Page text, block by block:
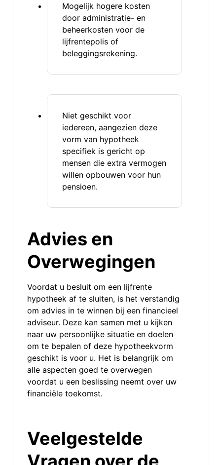
Mogelijk hogere kosten
door administratie- en
beheerkosten voor de
lijfrentepolis of
beleggingsrekening.
Niet geschikt voor
iedereen, aangezien deze
vorm van hypotheek
specifiek is gericht op
mensen die extra vermogen
willen opbouwen voor hun
pensioen.
Advies en
Overwegingen
Voordat u besluit om een lijfrente
hypotheek af te sluiten, is het verstandig
om advies in te winnen bij een financieel
adviseur. Deze kan samen met u kijken
naar uw persoonlijke situatie en doelen
om te bepalen of deze hypotheekvorm
geschikt is voor u. Het is belangrijk om
alle aspecten goed te overwegen
voordat u een beslissing neemt over uw
financiële toekomst.
Veelgestelde